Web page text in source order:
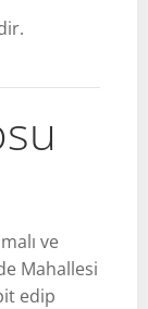
ve
Mahallesi
edip